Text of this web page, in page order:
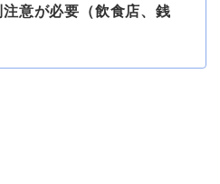
意が必要（飲食店、銭